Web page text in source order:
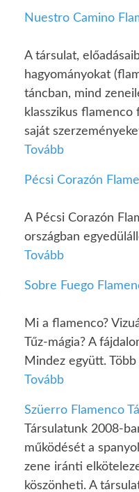
Nuestro Camino
A társulat,
hagyományokat
táncban, mind
klasszikus flamenco
saját
Tovább
Pécsi Corazón
A Pécsi Corazón
országban
Tovább
Sobre Fuego
Mi a flamenco?
Tűz-mágia? A
Mindez együtt.
Tovább
Szüerro Flamenco
Társulatunk 2008-
működését a
zene iránti
köszönheti. A